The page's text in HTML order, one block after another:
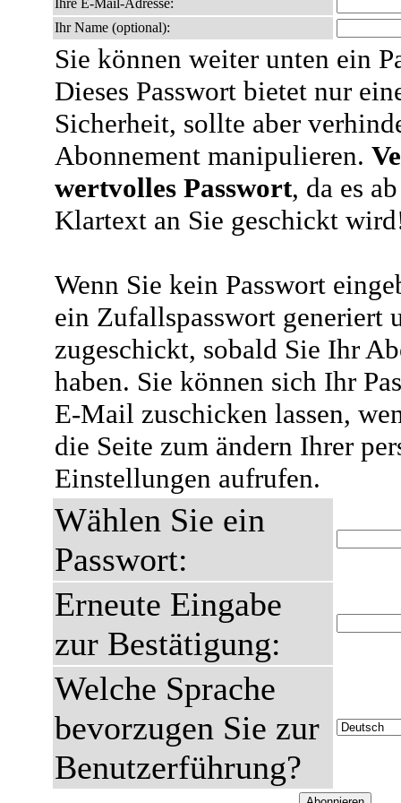
Ihre E-Mail-Adresse:
Ihr Name (optional):
Sie können weiter unten ein
Dieses Passwort bietet nur
Sicherheit, sollte aber
Abonnement manipulieren.
wertvolles Passwort, da es
Klartext an Sie geschickt
Wenn Sie kein Passwort
ein Zufallspasswort generiert
zugeschickt, sobald Sie Ihr
haben. Sie können sich Ihr
E-Mail zuschicken lassen,
die Seite zum ändern Ihrer
Einstellungen aufrufen.
Wählen Sie ein
Passwort:
Erneute Eingabe
zur Bestätigung:
Welche Sprache
bevorzugen Sie zur
Benutzerführung?